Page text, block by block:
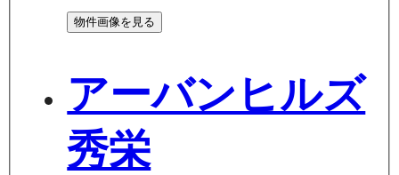
物件画像を見る
アーバンヒルズ
秀栄